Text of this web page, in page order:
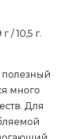
/ 10,5 г.
полезный
много
Для